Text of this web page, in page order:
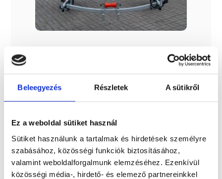
Beleegyezés Részletek A sütikről
Ez a weboldal sütiket használ
Sütiket használunk a tartalmak és hirdetések személyre
szabásához, közösségi funkciók biztosításához,
valamint weboldalforgalmunk elemzéséhez. Ezenkívül
közösségi média-, hirdető- és elemező partnereinkkel
Termék leírása
utánfutó, csörlővel, közép görgő sorral, méretre állítható
utánfutó ráfutófékes kivitelben, maximálisan . 7.m/ 123
185 R14C Összsúly : 1300 kg, Raksúly: 1000 kg, Tengely szám:
1 db